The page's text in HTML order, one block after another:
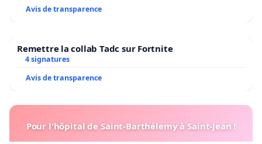
Avis de transparence
Remettre la collab Tadc sur Fortnite
4 signatures
Avis de transparence
Pour l'hôpital de Saint-Barthélemy à Saint-Jean !